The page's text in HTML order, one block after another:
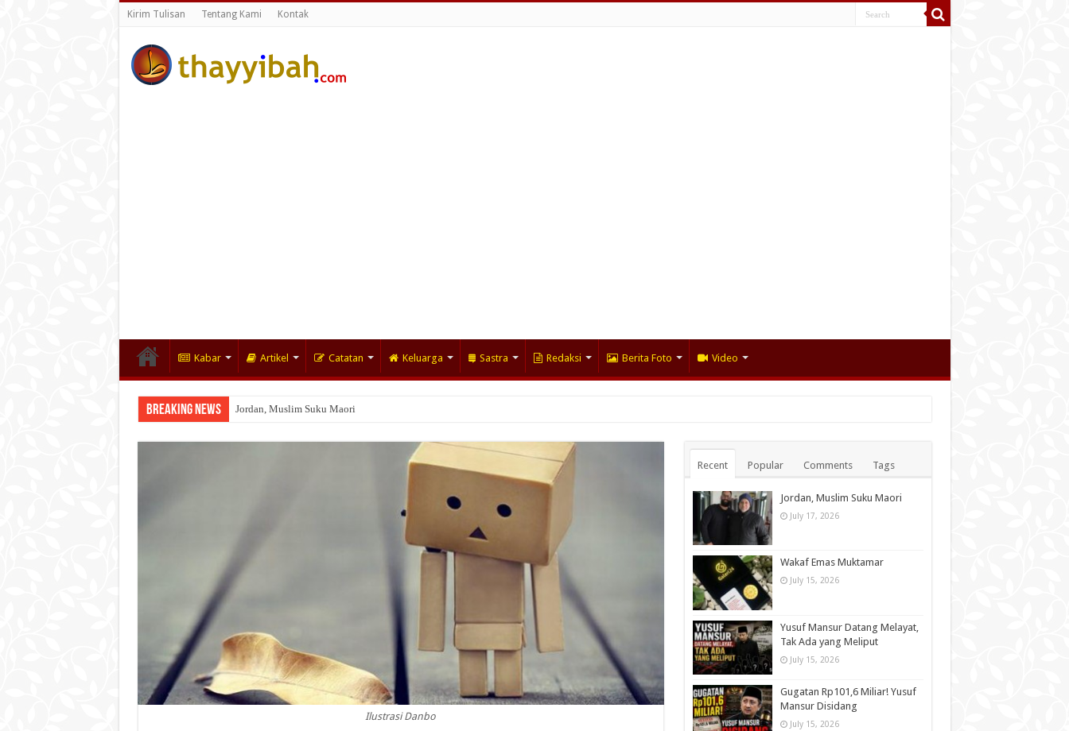
Kirim Tulisan Tentang Kami Kontak
Kabar Artikel Catatan Keluarga Sastra Redaksi Berita Foto Video
Breaking News Jordan, Muslim Suku Maori
Ilustrasi Danbo
Recent Popular Comments Tags
Jordan, Muslim Suku Maori
July 17, 2026
Wakaf Emas Muktamar
July 15, 2026
Yusuf Mansur Datang Melayat,
Tak Ada yang Meliput
July 15, 2026
Gugatan Rp101,6 Miliar! Yusuf
Mansur Disidang
July 15, 2026